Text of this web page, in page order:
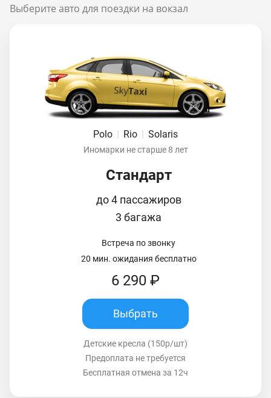
Выберите авто для поездки на вокзал
Polo | Rio | Solaris
Иномарки не старше 8 лет
Стандарт
до 4 пассажиров
3 багажа
Встреча по звонку
20 мин. ожидания бесплатно
6 290 ₽
Выбрать
Детские кресла (150р/шт)
Предоплата не требуется
Бесплатная отмена за 12ч